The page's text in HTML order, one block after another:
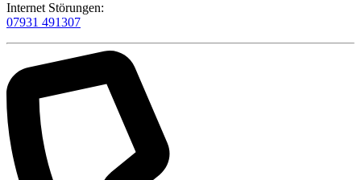
Internet Störungen:
07931 491307